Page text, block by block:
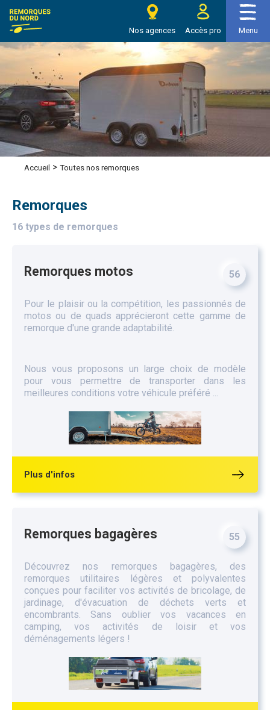
Remorques du nord
Nos agences Accès pro Menu
Accueil > Toutes nos remorques
Remorques
16 types de remorques
Remorques motos 56
Pour le plaisir ou la compétition, les passionnés de
motos ou de quads apprécieront cette gamme de
remorque d'une grande adaptabilité.
Nous vous proposons un large choix de modèle
pour vous permettre de transporter dans les
meilleures conditions votre véhicule préféré ...
Plus d'infos
Remorques bagagères 55
Découvrez nos remorques bagagères, des
remorques utilitaires légères et polyvalentes
conçues pour faciliter vos activités de bricolage, de
jardinage, d'évacuation de déchets verts et
encombrants. Sans oublier vos vacances en
camping, vos activités de loisir et vos
déménagements légers !